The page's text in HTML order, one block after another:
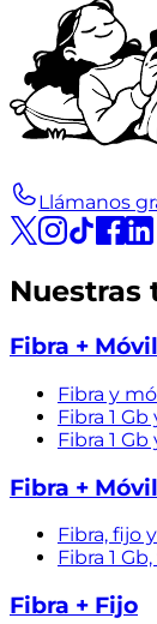
Llámanos
Nuestras
Fibra + Móvil
Fibra y
Fibra 1
Fibra 1
Fibra +
Fibra, fijo
Fibra 1
Fibra + Fijo